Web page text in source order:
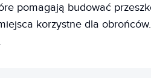
pomagają budować
korzystne dla